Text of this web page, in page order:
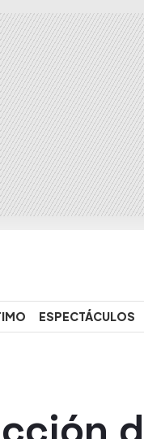
ESPECTÁCULOS